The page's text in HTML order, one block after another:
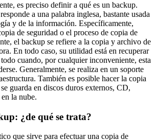
es preciso definir a qué es un backup.
a una palabra inglesa, bastante usada
y de la información. Específicamente,
de seguridad o el proceso de copia de
el backup se refiere a la copia y archivo de
En todo caso, su utilidad está en recuperar
cuando, por cualquier inconveniente, esta
Generalmente, se realiza en un soporte
También es posible hacer la copia
guarda en discos duros externos, CD,
la nube.
¿de qué se trata?
que sirve para efectuar una copia de